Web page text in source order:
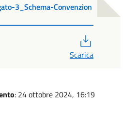
3_Schema-Convenzion
Scarica
: 24 ottobre 2024, 16:19